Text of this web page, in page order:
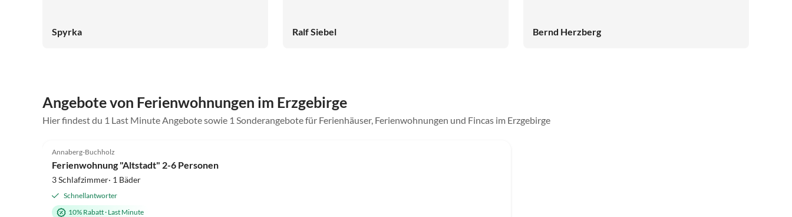
Spyrka Ralf Siebel Bernd Herzberg
Angebote von Ferienwohnungen im Erzgebirge
Hier findest du 1 Last Minute Angebote sowie 1 Sonderangebote für Ferienhäuser, Ferienwohnungen und Fincas im Erzgebirge
Annaberg-Buchholz
Ferienwohnung "Altstadt" 2-6 Personen
3 Schlafzimmer· 1 Bäder
Schnellantworter
10% Rabatt· Last Minute